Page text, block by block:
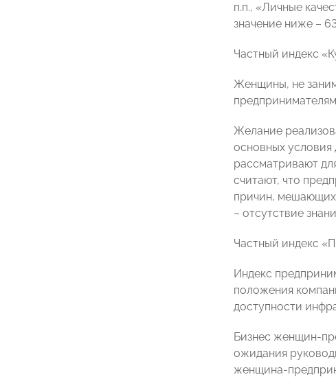
п.п., «Личные
значение ниже –
Частный индекс
Женщины, не
Желание
основных условия
рассматривают
считают, что
причин, мешающих
– отсутствие
Частный индекс
Индекс
положения
доступности
Бизнес женщин-
ожидания
женщина-